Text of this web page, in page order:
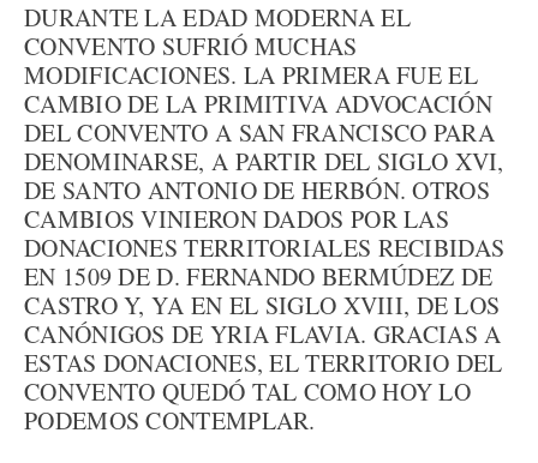
DURANTE LA EDAD MODERNA EL
CONVENTO SUFRIÓ MUCHAS
MODIFICACIONES. LA PRIMERA FUE EL
CAMBIO DE LA PRIMITIVA ADVOCACIÓN
DEL CONVENTO A SAN FRANCISCO PARA
DENOMINARSE, A PARTIR DEL SIGLO XVI,
DE SANTO ANTONIO DE HERBÓN. OTROS
CAMBIOS VINIERON DADOS POR LAS
DONACIONES TERRITORIALES RECIBIDAS
EN 1509 DE D. FERNANDO BERMÚDEZ DE
CASTRO Y, YA EN EL SIGLO XVIII, DE LOS
CANÓNIGOS DE YRIA FLAVIA. GRACIAS A
ESTAS DONACIONES, EL TERRITORIO DEL
CONVENTO QUEDÓ TAL COMO HOY LO
PODEMOS CONTEMPLAR.